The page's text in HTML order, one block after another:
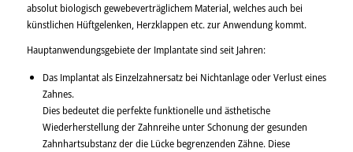
absolut biologisch gewebeverträglichem Material, welches auch bei
künstlichen Hüftgelenken, Herzklappen etc. zur Anwendung kommt.
Hauptanwendungsgebiete der Implantate sind seit Jahren:
Das Implantat als Einzelzahnersatz bei Nichtanlage oder Verlust eines
Zahnes.
Dies bedeutet die perfekte funktionelle und ästhetische
Wiederherstellung der Zahnreihe unter Schonung der gesunden
Zahnhartsubstanz der die Lücke begrenzenden Zähne. Diese